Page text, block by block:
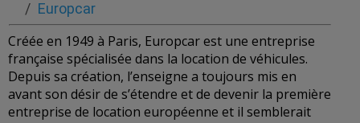
Europcar
Créée en 1949 à Paris, Europcar est une entreprise
française spécialisée dans la location de véhicules.
Depuis sa création, l’enseigne a toujours mis en
avant son désir de s’étendre et de devenir la première
entreprise de location européenne et il semblerait